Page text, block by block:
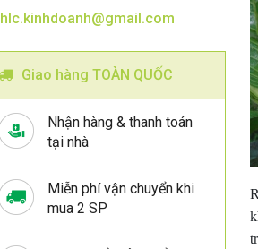
hlc.kinhdoanh@gmail.com
Giao hàng TOÀN QUỐC
Nhận hàng & thanh toán
tại nhà
Miễn phí vận chuyển khi
mua 2 SP